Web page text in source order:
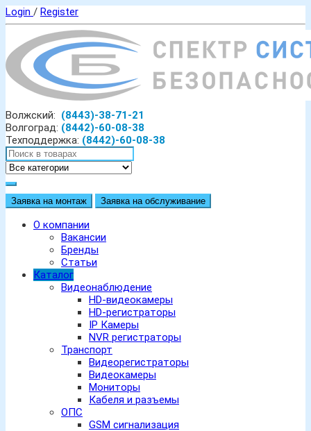
Login / Register
Волжский: (8443)-38-71-21
Волгоград: (8442)-60-08-38
Техподдержка: (8442)-60-08-38
Заявка на монтаж Заявка на обслуживание
О компании
Вакансии
Бренды
Статьи
Каталог
Видеонаблюдение
HD-видеокамеры
HD-регистраторы
IP Камеры
NVR регистраторы
Транспорт
Видеорегистраторы
Видеокамеры
Мониторы
Кабеля и разъемы
ОПС
GSM сигнализация